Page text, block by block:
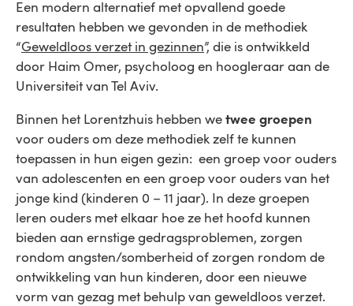
Een modern alternatief met opvallend goede
resultaten hebben we gevonden in de methodiek
“Geweldloos verzet in gezinnen”, die is ontwikkeld
door Haim Omer, psycholoog en hoogleraar aan de
Universiteit van Tel Aviv.
Binnen het Lorentzhuis hebben we twee groepen
voor ouders om deze methodiek zelf te kunnen
toepassen in hun eigen gezin: een groep voor ouders
van adolescenten en een groep voor ouders van het
jonge kind (kinderen 0 – 11 jaar). In deze groepen
leren ouders met elkaar hoe ze het hoofd kunnen
bieden aan ernstige gedragsproblemen, zorgen
rondom angsten/somberheid of zorgen rondom de
ontwikkeling van hun kinderen, door een nieuwe
vorm van gezag met behulp van geweldloos verzet.